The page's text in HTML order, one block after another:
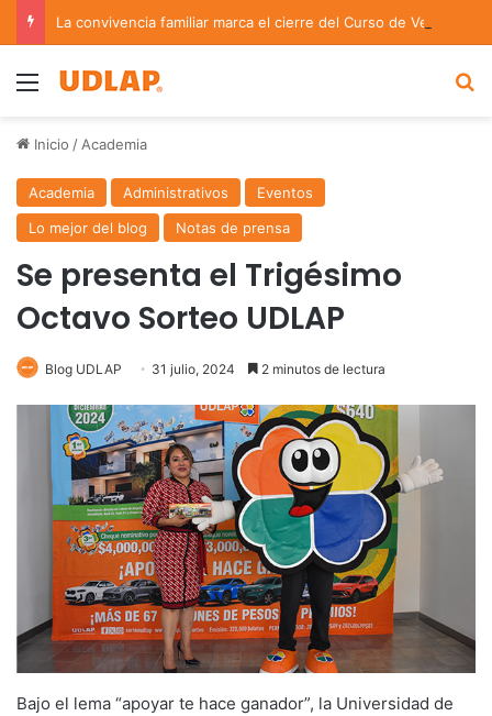
Menu
Inicio / Academia
Academia Administrativos
Eventos
Lo mejor del blog
Notas de prensa
Se presenta el Trigésimo
Octavo Sorteo UDLAP
Blog UDLAP 31 julio, 2024 2 minutos de lectura
Bajo el lema “apoyar te hace ganador”, la Universidad de